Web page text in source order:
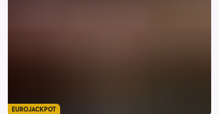
EUROJACKPOT